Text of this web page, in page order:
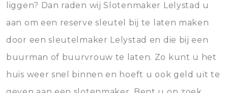
liggen? Dan raden wij Slotenmaker Lelystad u
aan om een reserve sleutel bij te laten maken
door een sleutelmaker Lelystad en die bij een
buurman of buurvrouw te laten. Zo kunt u het
huis weer snel binnen en hoeft u ook geld uit te